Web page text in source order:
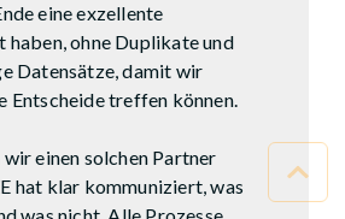
eine exzellente
haben, ohne Duplikate und
Datensätze, damit wir
Entscheide treffen können.
wir einen solchen Partner
hat klar kommuniziert, was